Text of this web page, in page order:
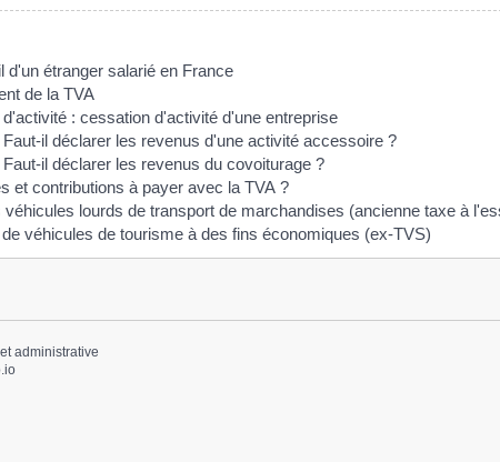
d'un étranger salarié en France
de la TVA
: cessation d'activité d'une entreprise
il déclarer les revenus d'une activité accessoire ?
il déclarer les revenus du covoiturage ?
et contributions à payer avec la TVA ?
véhicules lourds de transport de marchandises (ancienne taxe à
véhicules de tourisme à des fins économiques (ex-TVS)
administrative